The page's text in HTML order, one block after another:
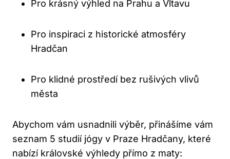
Pro krásný výhled na Prahu a Vltavu
Pro inspiraci z historické atmosféry
Hradčan
Pro klidné prostředí bez rušivých vlivů
města
Abychom vám usnadnili výběr, přinášíme vám
seznam 5 studií jógy v Praze Hradčany, které
nabízí královské výhledy přímo z maty: